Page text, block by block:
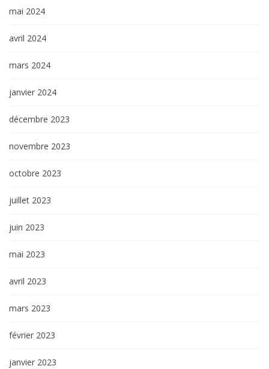
mai 2024
avril 2024
mars 2024
janvier 2024
décembre 2023
novembre 2023
octobre 2023
juillet 2023
juin 2023
mai 2023
avril 2023
mars 2023
février 2023
janvier 2023